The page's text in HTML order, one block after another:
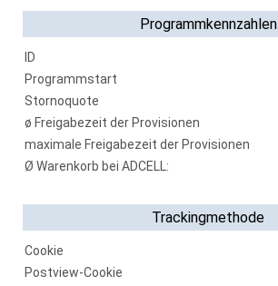
Programmkennzahlen
ID
Programmstart
Stornoquote
ø Freigabezeit der Provisionen
maximale Freigabezeit der Provisionen
Ø Warenkorb bei ADCELL:
Trackingmethode
Cookie
Postview-Cookie